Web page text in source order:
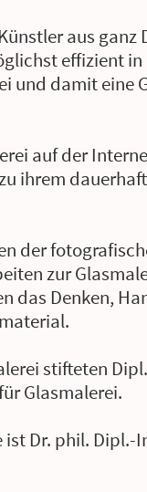
aus ganz
effizient in
und damit eine
auf der
ihrem
der
zur
das Denken,
stifteten
Glasmalerei.
Dr. phil. Dipl.-